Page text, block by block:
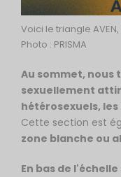
Voici le triangle
Photo : PRISMA
Au sommet, nous
sexuellement
hétérosexuels,
Cette section est
zone blanche ou
En bas de